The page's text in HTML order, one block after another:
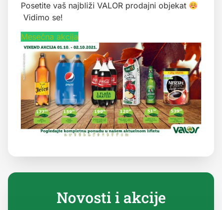
Posetite vaš najbliži VALOR prodajni objekat
Vidimo se!
Mesečna akcija
Novosti i akcije